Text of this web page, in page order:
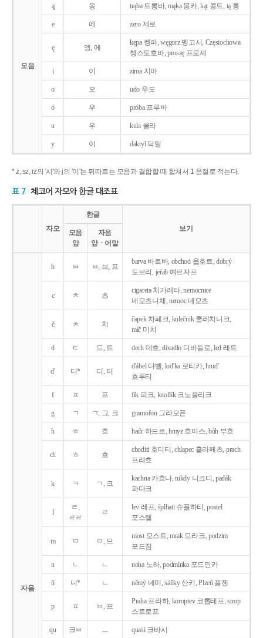
모음
ą̨ 옹 trąba 트롱바, mąka 몽카, kąt 콩트, tą 통
e 에 zero 제로
ę 엥, 에
kępa 켕파, węgorz 벵고시, Częstochowa
쳉스토호바, proszę 프로셰
i 이 zima 지마
o 오 udo 우도
ó 우 próba 프루바
u 우 kula 쿨라
y 이 daktyl 닥틸
* ż, sz, rz의 '시'와 j의 '이'는 뒤따르는 모음과 결합할 때 합쳐서 1 음절로 적는다.
표 7 체코어 자모와 한글 대조표
자모
한글
보기
모음
앞
자음
앞ㆍ어말
자음
b ㅂ ㅂ, 브, 프
barva 바르바, obchod 옵호트, dobrý
도브리, jeřab 예르자프
c ㅊ 츠
cigareta 치가레타, nemocnice
네모츠니체, nemoc 네모츠
č ㅊ 치
čapek 차페크, kulečnik 쿨레치니크,
míč 미치
d ㄷ 드, 트 dech 데흐, divadlo 디바들로, led 레트
d' 디* 디, 티
d'ábel 댜벨, lod'ka 로티카, hrud'
흐루티
f ㅍ 프 fík 피크, knoflík 크노플리크
g ㄱ ㄱ, 그, 크 gramofon 그라모폰
h ㅎ 흐 hadr 하드르, hmyz 흐미스, bůh 부흐
ch ㅎ 흐
choditi 호디티, chlapec 흘라페츠, prach
프라흐
k ㅋ ㄱ, 크
kachna 카흐나, nikdy 니크디, padák
파다크
l
ㄹ,
ㄹㄹ
ㄹ
lev 레프, šplhati 슈플하티, postel
포스텔
m ㅁ ㅁ, 므
most 모스트, mrak 므라크, podzim
포드짐
n ㄴ ㄴ noha 노하, podmínka 포드민카
ň 니* ㄴ němý 네미, sáňky 산키, Plzeň 플젠
p ㅍ ㅂ, 프
Praha 프라하, koroptev 코롭테프, strop
스트로프
qu 크ㅂ ㅡ quasi 크바시